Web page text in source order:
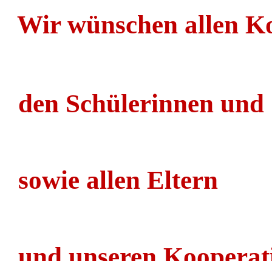
Wir wünschen allen
den Schülerinnen und
sowie allen Eltern